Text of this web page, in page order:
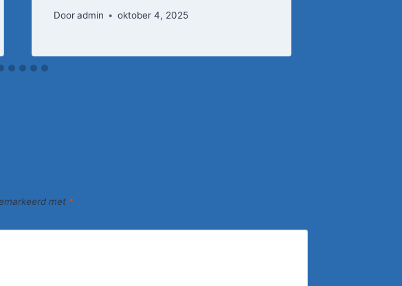
Door admin oktober 4, 2025
met *